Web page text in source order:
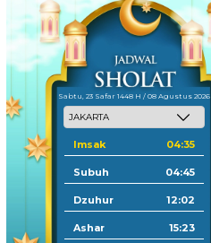
Sabtu, 23 Safar 1448 H / 08 Agustus 2026
Imsak 04:35
Subuh 04:45
Dzuhur 12:02
Ashar 15:23